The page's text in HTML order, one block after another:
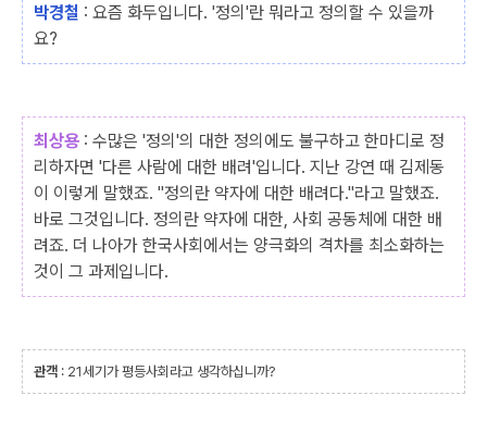
박경철 : 요즘 화두입니다. '정의'란 뭐라고 정의할 수 있을까
요?
최상용 : 수많은 '정의'의 대한 정의에도 불구하고 한마디로 정
리하자면 '다른 사람에 대한 배려'입니다. 지난 강연 때 김제동
이 이렇게 말했죠. "정의란 약자에 대한 배려다."라고 말했죠.
바로 그것입니다. 정의란 약자에 대한, 사회 공동체에 대한 배
려죠. 더 나아가 한국사회에서는 양극화의 격차를 최소화하는
것이 그 과제입니다.
관객 : 21세기가 평등사회라고 생각하십니까?